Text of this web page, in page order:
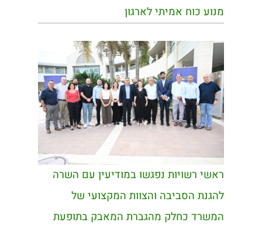
מנוע כוח אמיתי לארגון
ראשי רשויות נפגשו במודיעין עם השרה
להגנת הסביבה והצוות המקצועי של
המשרד כחלק מהגברת המאבק בתופעת